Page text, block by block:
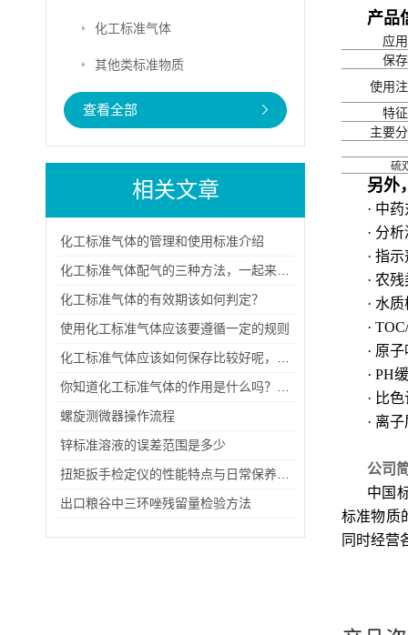
化工标准气体
其他类标准物质
查看全部
相关文章
化工标准气体的管理和使用标准介绍
化工标准气体的有效期该如何判定？
使用化工标准气体应该要遵循一定的规则
螺旋测微器操作流程
锌标准溶液的误差范围是多少
出口粮谷中三环唑残留量检验方法
产品
应
保
使用
特
主要
硫
另外
· 中
· 分
· 指
· 农
· 水
·
· 原
· PH
· 比
· 离
公司
中国
标准物质
同时经营